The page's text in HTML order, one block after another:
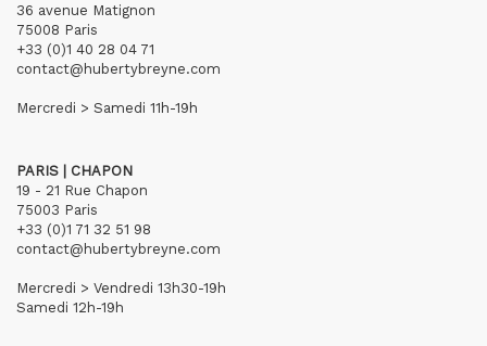
36 avenue Matignon
75008 Paris
+33 (0)1 40 28 04 71
contact@hubertybreyne.com
Mercredi > Samedi 11h-19h
PARIS | CHAPON
19 - 21 Rue Chapon
75003 Paris
+33 (0)1 71 32 51 98
contact@hubertybreyne.com
Mercredi > Vendredi 13h30-19h
Samedi 12h-19h